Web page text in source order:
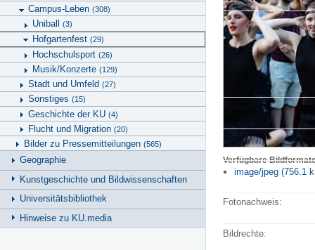
Campus-Leben (308)
Uniball (3)
Hofgartenfest (29)
Hochschulsport (26)
Musik/Konzerte (129)
Stadt und Umfeld (27)
Sonstiges (15)
Geschichte der KU (4)
Flucht und Migration (20)
Bilder zu Pressemitteilungen (565)
Geographie
Kunstgeschichte und Bildwissenschaften
Universitätsbibliothek
Hinweise zu KU.media
Verfügbare
image/jpeg (756.1
Fotonachweis:
Bildrechte: